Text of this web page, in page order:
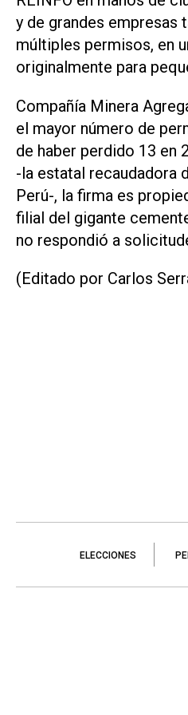
y de grandes empresas
múltiples permisos, en
originalmente para
Compañía Minera
el mayor número de
de haber perdido 13 en
-la estatal recaudadora
Perú-, la firma es
filial del gigante
no respondió a
(Editado por Carlos
ELECCIONES